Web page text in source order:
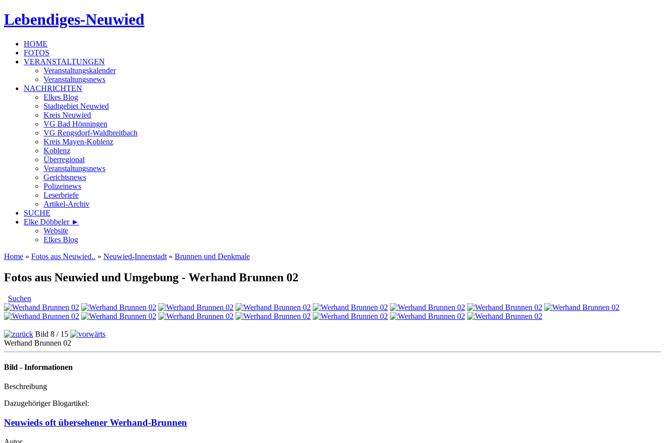
Lebendiges-Neuwied
HOME
FOTOS
VERANSTALTUNGEN
Veranstaltungskalender
Veranstaltungsnews
NACHRICHTEN
Elkes Blog
Stadtgebiet Neuwied
Kreis Neuwied
VG Bad Hönningen
VG Rengsdorf-Waldbreitbach
Kreis Mayen-Koblenz
Koblenz
Überregional
Veranstaltungsnews
Gerichtsnews
Polizeinews
Leserbriefe
Artikel-Archiv
SUCHE
Elke Döbbeler ►
Website
Elkes Blog
Home » Fotos aus Neuwied.. » Neuwied-Innenstadt » Brunnen und Denkmale
Fotos aus Neuwied und Umgebung - Werhand Brunnen 02
Suchen
Bild 8 / 15
Werhand Brunnen 02
Bild - Informationen
Beschreibung
Dazugehöriger Blogartikel:
Neuwieds oft übersehener Werhand-Brunnen